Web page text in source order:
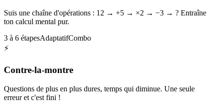
Suis une chaîne d'opérations : 12 → +5 → ×2 → −3 → ? Entraîne
ton calcul mental pur.
3 à 6 étapesAdaptatifCombo
⚡
Contre-la-montre
Questions de plus en plus dures, temps qui diminue. Une seule
erreur et c'est fini !